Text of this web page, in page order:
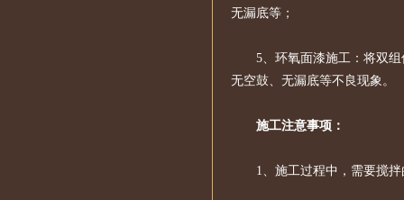
无漏底等；
5、环氧面漆施工：将双
无空鼓、无漏底等不良现象。
施工注意事项：
1、施工过程中，需要搅